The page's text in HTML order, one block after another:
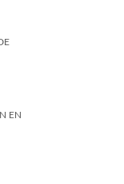
EN